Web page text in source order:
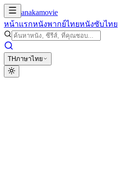
anakamovie
หน้าแรกหนังพากย์ไทยหนังซับไทย
THภาษาไทย